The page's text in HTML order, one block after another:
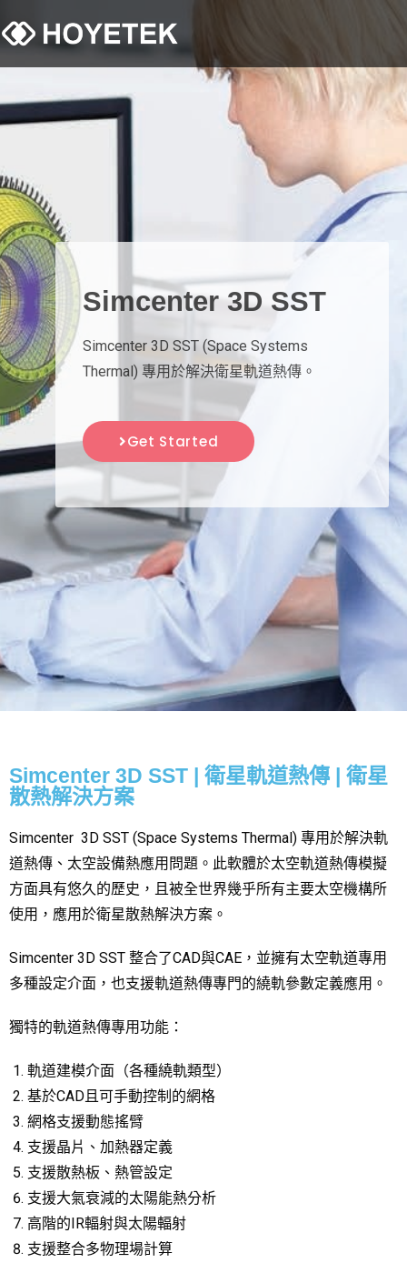
Simcenter 3D SST
Simcenter 3D SST (Space Systems
Thermal) 專用於解決衛星軌道熱傳。
Get Started
Simcenter 3D SST | 衛星軌道熱傳 | 衛星
散熱解決方案
Simcenter 3D SST (Space Systems Thermal) 專用於解決軌
道熱傳、太空設備熱應用問題。此軟體於太空軌道熱傳模擬
方面具有悠久的歷史，且被全世界幾乎所有主要太空機構所
使用，應用於衛星散熱解決方案。
Simcenter 3D SST 整合了CAD與CAE，並擁有太空軌道專用
多種設定介面，也支援軌道熱傳專門的繞軌參數定義應用。
獨特的軌道熱傳專用功能：
軌道建模介面（各種繞軌類型）
基於CAD且可手動控制的網格
網格支援動態搖臂
支援晶片、加熱器定義
支援散熱板、熱管設定
支援大氣衰減的太陽能熱分析
高階的IR輻射與太陽輻射
支援整合多物理場計算